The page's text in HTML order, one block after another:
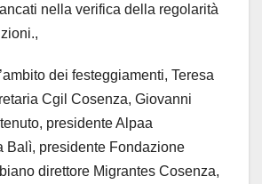
nella verifica della regolarità
dei festeggiamenti, Teresa
Cgil Cosenza, Giovanni
presidente Alpaa
Balì, presidente Fondazione
direttore Migrantes Cosenza,